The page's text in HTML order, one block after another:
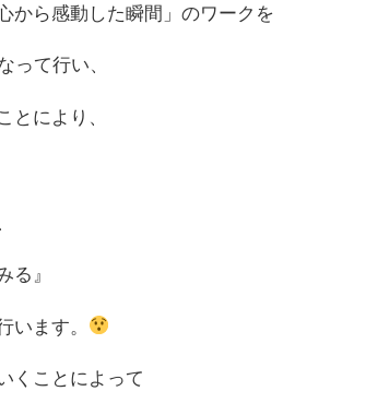
から感動した瞬間」のワークを
って行い、
により、
』
います。
くことによって